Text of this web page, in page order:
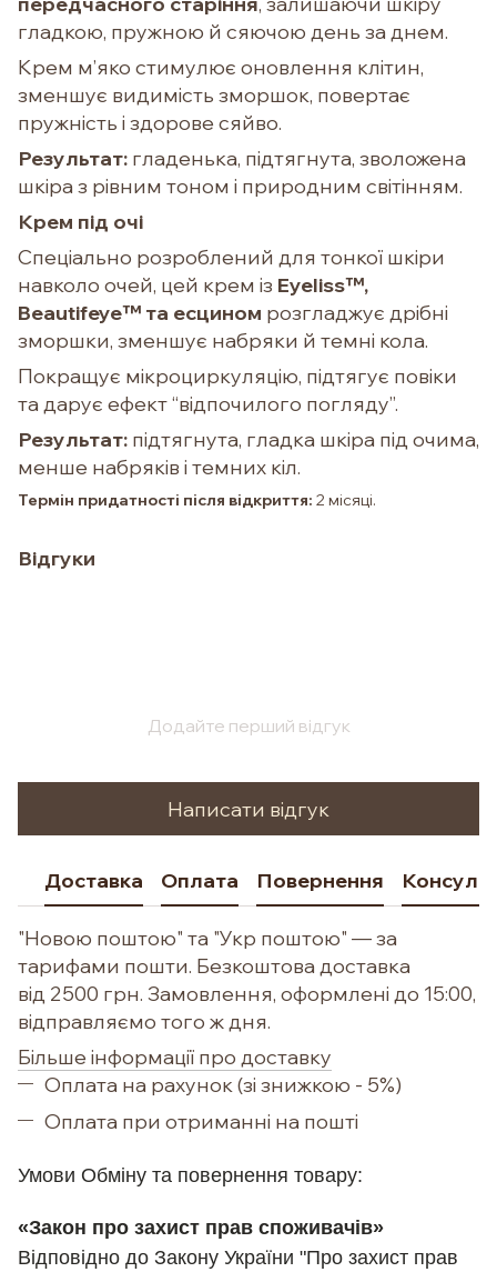
гладкою, пружною й сяючою день за днем.
Крем м’яко стимулює оновлення клітин,
зменшує видимість зморшок, повертає
пружність і здорове сяйво.
Результат: гладенька, підтягнута, зволожена
шкіра з рівним тоном і природним світінням.
Крем під очі
Спеціально розроблений для тонкої шкіри
навколо очей, цей крем із Eyeliss™,
Beautifeye™ та есцином розгладжує дрібні
зморшки, зменшує набряки й темні кола.
Покращує мікроциркуляцію, підтягує повіки
та дарує ефект “відпочилого погляду”.
Результат: підтягнута, гладка шкіра під очима,
менше набряків і темних кіл.
Термін придатності після відкриття: 2 місяці.
Відгуки
Додайте перший відгук
Написати відгук
Доставка Оплата Повернення
"Новою поштою" та "Укр поштою" — за
тарифами пошти. Безкоштова доставка
від 2500 грн. Замовлення, оформлені до 15:00,
відправляємо того ж дня.
Більше інформації про доставку
Оплата на рахунок (зі знижкою - 5%)
Оплата при отриманні на пошті
Умови Обміну та повернення товару:
«Закон про захист прав споживачів»
Відповідно до Закону України "Про захист прав